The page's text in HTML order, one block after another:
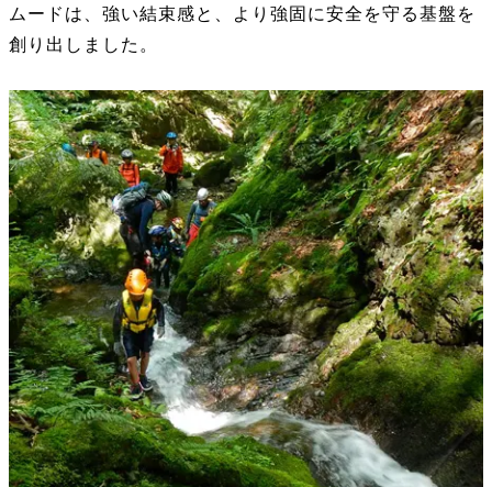
ムードは、強い結束感と、より強固に安全を守る基盤を
創り出しました。